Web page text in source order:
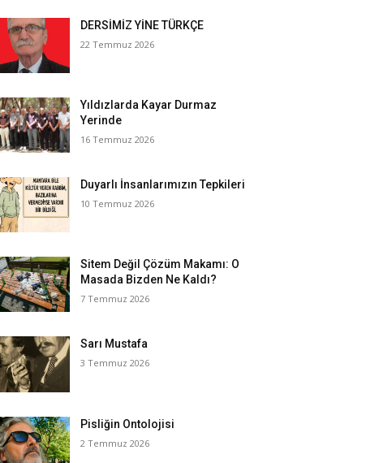
DERSİMİZ YİNE TÜRKÇE
22 Temmuz 2026
Yıldızlarda Kayar Durmaz
Yerinde
16 Temmuz 2026
Duyarlı İnsanlarımızın Tepkileri
10 Temmuz 2026
Sitem Değil Çözüm Makamı: O
Masada Bizden Ne Kaldı?
7 Temmuz 2026
Sarı Mustafa
3 Temmuz 2026
Pisliğin Ontolojisi
2 Temmuz 2026